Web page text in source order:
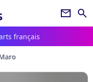
newsletter search
français